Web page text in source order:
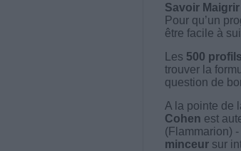
Savoir Maigrir
Pour qu’un
être facile à
Les 500
trouver la
question de
A la pointe de
Cohen est
(Flammarion)
minceursur